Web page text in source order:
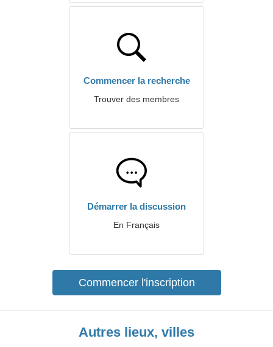
Commencer la recherche
Trouver des membres
Démarrer la discussion
En Français
Commencer l'inscription
Autres lieux, villes